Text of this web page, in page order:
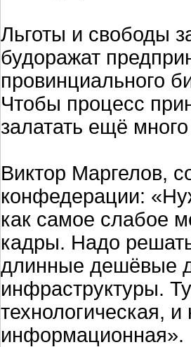
Льготы и свободы
будоражат
провинциального
Чтобы процесс
залатать ещё
Виктор Маргелов,
конфедерации:
как самое слабое
кадры. Надо
длинные дешёвые
инфраструктуры.
технологическая,
информационная».